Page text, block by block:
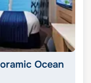
Ocean